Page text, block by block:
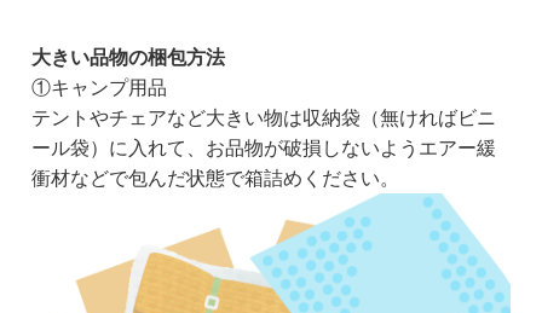
大きい品物の梱包方法
①キャンプ用品
テントやチェアなど大きい物は収納袋（無ければビニ
ール袋）に入れて、お品物が破損しないようエアー緩
衝材などで包んだ状態で箱詰めください。